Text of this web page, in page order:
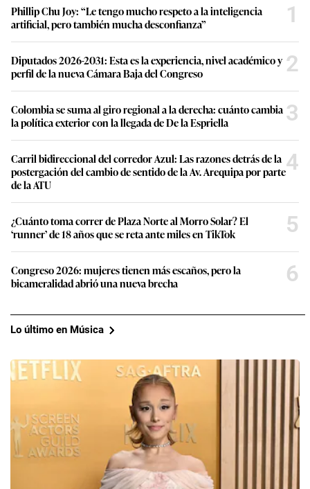
Phillip Chu Joy: “Le tengo mucho respeto a la inteligencia
artificial, pero también mucha desconfianza”
1
Diputados 2026-2031: Esta es la experiencia, nivel académico y
perfil de la nueva Cámara Baja del Congreso
2
Colombia se suma al giro regional a la derecha: cuánto cambia
la política exterior con la llegada de De la Espriella
3
Carril bidireccional del corredor Azul: Las razones detrás de la
postergación del cambio de sentido de la Av. Arequipa por parte
de la ATU
4
¿Cuánto toma correr de Plaza Norte al Morro Solar? El
‘runner’ de 18 años que se reta ante miles en TikTok
5
Congreso 2026: mujeres tienen más escaños, pero la
bicameralidad abrió una nueva brecha
6
Lo último en Música